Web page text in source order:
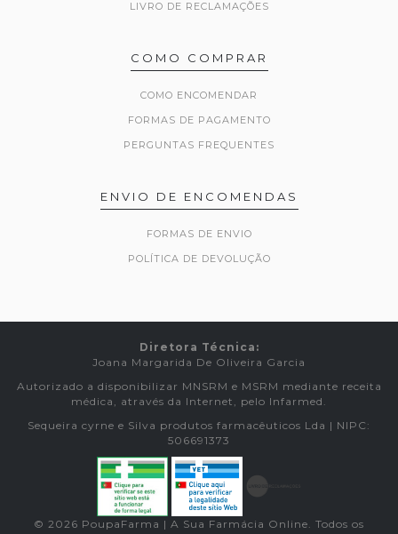
LIVRO DE RECLAMAÇÕES
COMO COMPRAR
COMO ENCOMENDAR
FORMAS DE PAGAMENTO
PERGUNTAS FREQUENTES
ENVIO DE ENCOMENDAS
FORMAS DE ENVIO
POLÍTICA DE DEVOLUÇÃO
Diretora Técnica:
Joana Margarida De Oliveira Garcia
Autorizado a disponibilizar MNSRM e MSRM mediante receita
médica, através da Internet, pelo Infarmed.
Sequeira cyrne e Silva produtos farmacêuticos Lda | NIPC:
506691373
© 2026 PoupaFarma | A Sua Farmácia Online. Todos os